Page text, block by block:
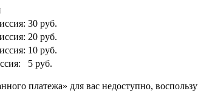
30 руб.
20 руб.
10 руб.
5 руб.
платежа» для вас недоступно,